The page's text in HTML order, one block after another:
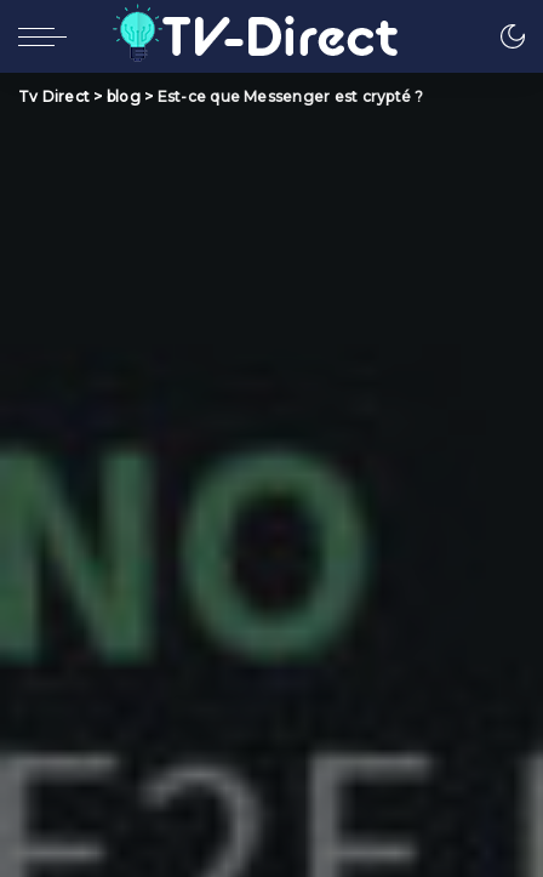
Tv Direct > blog> Est-ce que Messenger est crypté ?